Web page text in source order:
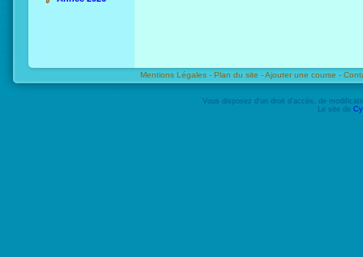
Mentions Légales - Plan du site -Ajouter une course -
Vous disposez d'un droit d'accès, de
Le site de